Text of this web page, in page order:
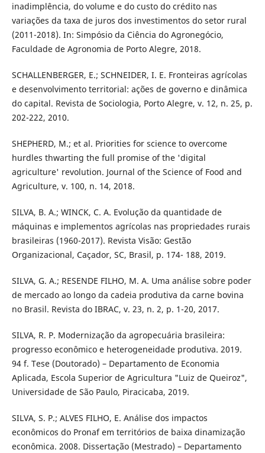
inadimplência, do volume e do custo do crédito nas
variações da taxa de juros dos investimentos do setor rural
(2011-2018). In: Simpósio da Ciência do Agronegócio,
Faculdade de Agronomia de Porto Alegre, 2018.
SCHALLENBERGER, E.; SCHNEIDER, I. E. Fronteiras agrícolas
e desenvolvimento territorial: ações de governo e dinâmica
do capital. Revista de Sociologia, Porto Alegre, v. 12, n. 25, p.
202-222, 2010.
SHEPHERD, M.; et al. Priorities for science to overcome
hurdles thwarting the full promise of the 'digital
agriculture' revolution. Journal of the Science of Food and
Agriculture, v. 100, n. 14, 2018.
SILVA, B. A.; WINCK, C. A. Evolução da quantidade de
máquinas e implementos agrícolas nas propriedades rurais
brasileiras (1960-2017). Revista Visão: Gestão
Organizacional, Caçador, SC, Brasil, p. 174- 188, 2019.
SILVA, G. A.; RESENDE FILHO, M. A. Uma análise sobre poder
de mercado ao longo da cadeia produtiva da carne bovina
no Brasil. Revista do IBRAC, v. 23, n. 2, p. 1-20, 2017.
SILVA, R. P. Modernização da agropecuária brasileira:
progresso econômico e heterogeneidade produtiva. 2019.
94 f. Tese (Doutorado) – Departamento de Economia
Aplicada, Escola Superior de Agricultura "Luiz de Queiroz",
Universidade de São Paulo, Piracicaba, 2019.
SILVA, S. P.; ALVES FILHO, E. Análise dos impactos
econômicos do Pronaf em territórios de baixa dinamização
econômica. 2008. Dissertação (Mestrado) – Departamento